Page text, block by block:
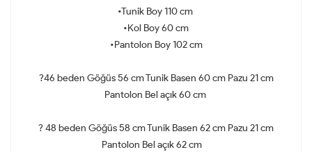
•Tunik Boy 110 cm
•Kol Boy 60 cm
•Pantolon Boy 102 cm
?46 beden Göğüs 56 cm Tunik Basen 60 cm Pazu 21 cm
Pantolon Bel açık 60 cm
? 48 beden Göğüs 58 cm Tunik Basen 62 cm Pazu 21 cm
Pantolon Bel açık 62 cm